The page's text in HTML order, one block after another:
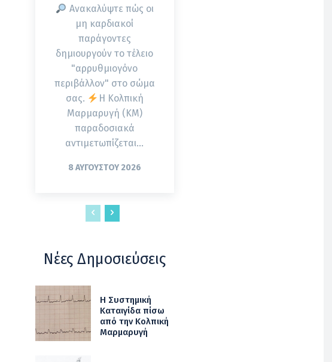
Ανακαλύψτε πώς οι
μη καρδιακοί
παράγοντες
δημιουργούν το τέλειο
"αρρυθμιογόνο
περιβάλλον" στο σώμα
σας.
Η Κολπική
Μαρμαρυγή (ΚΜ)
παραδοσιακά
αντιμετωπίζεται...
8 ΑΥΓΟΎΣΤΟΥ 2026
Νέες Δημοσιεύσεις
Η Συστημική
Καταιγίδα πίσω
από την Κολπική
Μαρμαρυγή